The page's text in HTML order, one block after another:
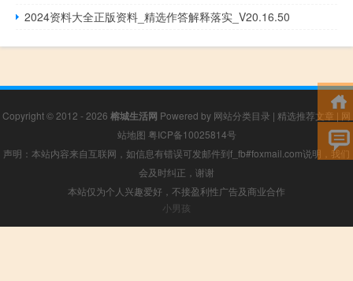
2024资料大全正版资料_精选作答解释落实_V20.16.50
Copyright © 2012 - 2026 榕城生活网 Powered by 网站分类目录 | 精选推荐文章 | 网
站地图 粤ICP备10025814号
声明：本站内容来自互联网，如信息有错误可发邮件到f_fb#foxmail.com说明，我们
会及时纠正，谢谢
本站仅为个人兴趣爱好，不接盈利性广告及商业合作
小男孩